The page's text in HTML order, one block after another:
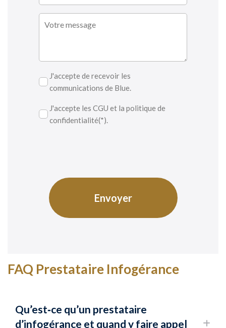
J'accepte de recevoir les
communications de Blue.
J'accepte les CGU et la politique de
confidentialité(*).
FAQ Prestataire Infogérance
Qu’est‑ce qu’un prestataire
d’infogérance et quand y faire appel